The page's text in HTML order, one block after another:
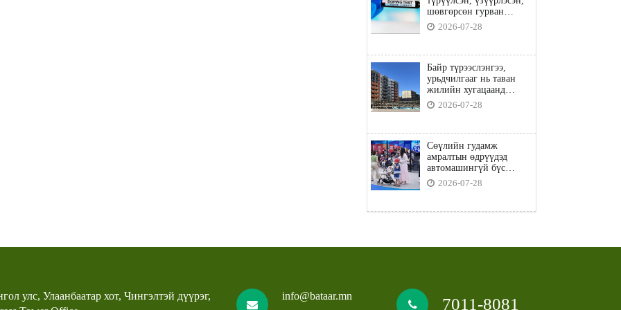
шөвгөрсөн гурван
бөхөөс допинг илэрчээ
2026-07-28
Байр түрээслэнгээ,
урьдчилгааг нь таван
жилийн хугацаанд
төлбөл орон сууцны
зээлд хамрагдана
2026-07-28
Сөүлийн гудамж
амралтын өдрүүдэд
автомашингүй бүс
боллоо
2026-07-28
улс, Улаанбаатар хот, Чингэлтэй дүүрэг,
info@bataar.mn 7011-8081